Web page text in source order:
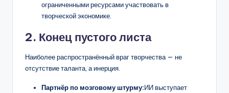
ограниченными ресурсами участвовать в
творческой экономике.
2. Конец пустого листа
Наиболее распространённый враг творчества — не
отсутствие таланта, а инерция.
Партнёр по мозговому штурму:ИИ выступает